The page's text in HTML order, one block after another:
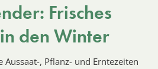
Frisches
den Winter
Aussaat-, Pflanz- und Erntezeiten